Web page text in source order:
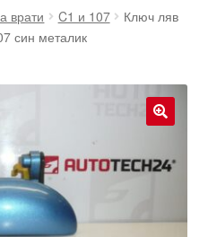
врати C1 и 107
Ключ ляв
син металик